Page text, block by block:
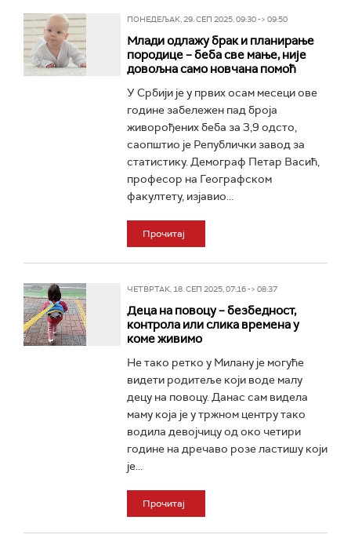
ПОНЕДЕЉАК, 29. СЕП 2025, 09:30 -> 09:50
Млади одлажу брак и планирање
породице – беба све мање, није
довољна само новчана помоћ
У Србији је у првих осам месеци ове
године забележен пад броја
живорођених беба за 3,9 одсто,
саопштио је Републички завод за
статистику. Демограф Петар Васић,
професор на Географском
факултету, изјавио...
Прочитај
ЧЕТВРТАК, 18. СЕП 2025, 07:16 -> 08:37
Деца на повоцу – безбедност,
контрола или слика времена у
коме живимо
Не тако ретко у Милану је могуће
видети родитеље који воде малу
децу на повоцу. Данас сам видела
маму која је у тржном центру тако
водила девојчицу од око четири
године на дречаво розе ластишу који
је...
Прочитај